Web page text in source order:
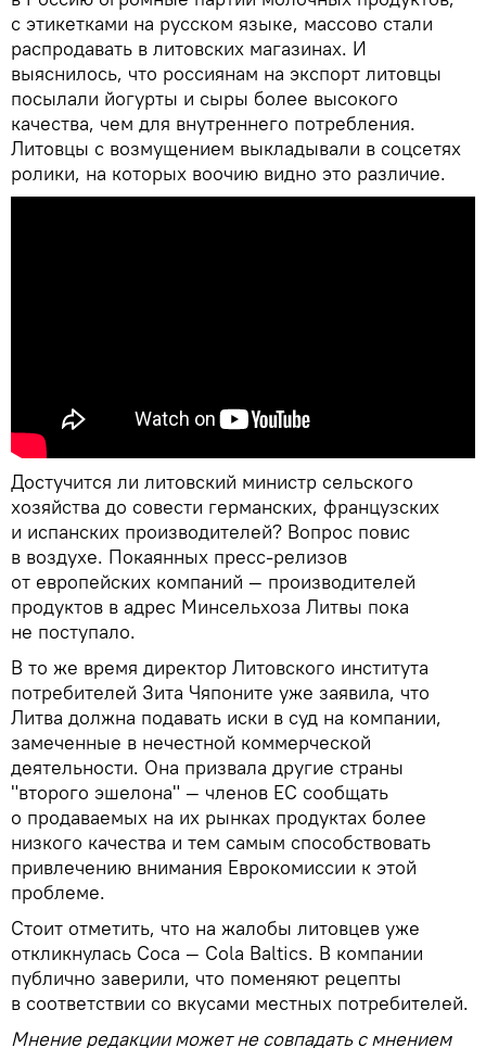
с этикетками на русском языке, массово стали
распродавать в литовских магазинах. И
выяснилось, что россиянам на экспорт литовцы
посылали йогурты и сыры более высокого
качества, чем для внутреннего потребления.
Литовцы с возмущением выкладывали в соцсетях
ролики, на которых воочию видно это различие.
Достучится ли литовский министр сельского
хозяйства до совести германских, французских
и испанских производителей? Вопрос повис
в воздухе. Покаянных пресс-релизов
от европейских компаний — производителей
продуктов в адрес Минсельхоза Литвы пока
не поступало.
В то же время директор Литовского института
потребителей Зита Чяпоните уже заявила, что
Литва должна подавать иски в суд на компании,
замеченные в нечестной коммерческой
деятельности. Она призвала другие страны
"второго эшелона" — членов ЕС сообщать
о продаваемых на их рынках продуктах более
низкого качества и тем самым способствовать
привлечению внимания Еврокомиссии к этой
проблеме.
Стоит отметить, что на жалобы литовцев уже
откликнулась Coca — Cola Baltics. В компании
публично заверили, что поменяют рецепты
в соответствии со вкусами местных потребителей.
Мнение редакции может не совпадать с мнением